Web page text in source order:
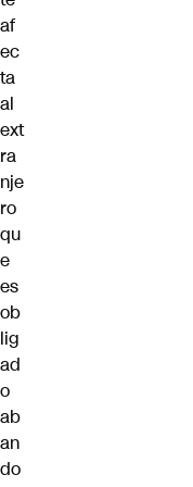
af
ec
ta
al
ext
ra
nje
ro
qu
e
es
ob
lig
ad
o
ab
an
do